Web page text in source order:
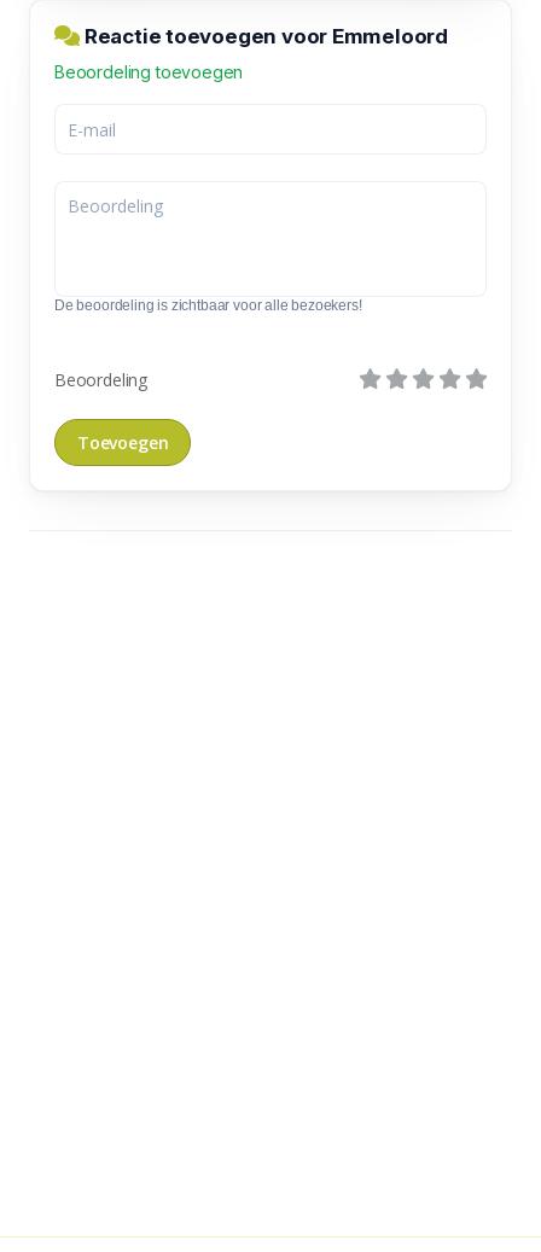
Reactie toevoegen voor Emmeloord
Beoordeling toevoegen
De beoordeling is zichtbaar voor alle bezoekers!
Beoordeling